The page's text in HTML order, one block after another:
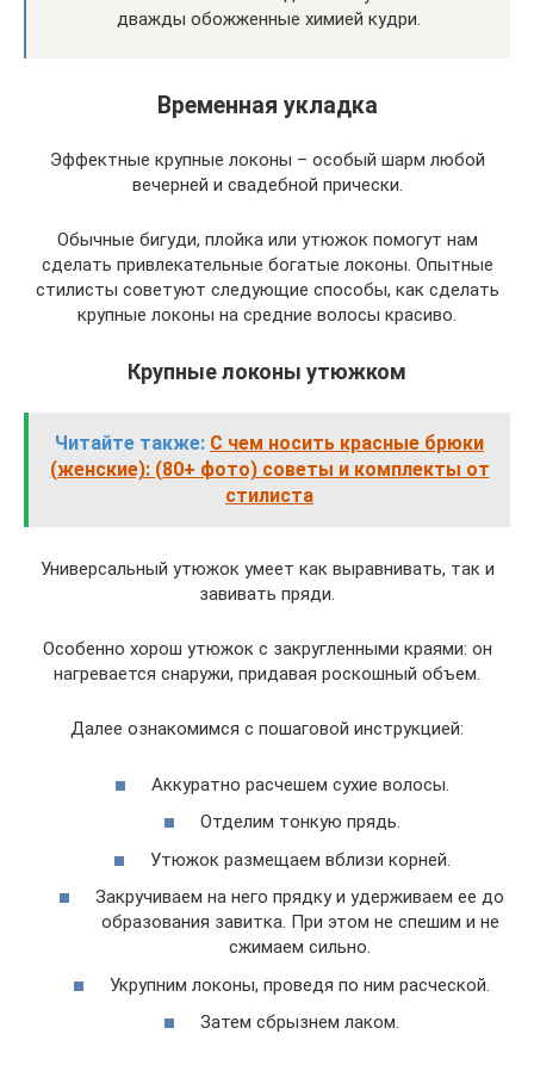
дважды обожженные химией кудри.
Временная укладка
Эффектные крупные локоны – особый шарм любой
вечерней и свадебной прически.
Обычные бигуди, плойка или утюжок помогут нам
сделать привлекательные богатые локоны. Опытные
стилисты советуют следующие способы, как сделать
крупные локоны на средние волосы красиво.
Крупные локоны утюжком
Читайте также: С чем носить красные брюки
(женские): (80+ фото) советы и комплекты от
стилиста
Универсальный утюжок умеет как выравнивать, так и
завивать пряди.
Особенно хорош утюжок с закругленными краями: он
нагревается снаружи, придавая роскошный объем.
Далее ознакомимся с пошаговой инструкцией:
Аккуратно расчешем сухие волосы.
Отделим тонкую прядь.
Утюжок размещаем вблизи корней.
Закручиваем на него прядку и удерживаем ее до
образования завитка. При этом не спешим и не
сжимаем сильно.
Укрупним локоны, проведя по ним расческой.
Затем сбрызнем лаком.